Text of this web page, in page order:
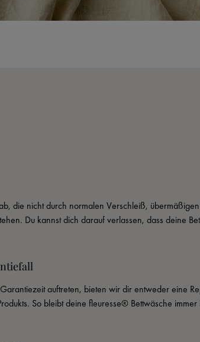
die nicht durch normalen Verschleiß,
Du kannst dich darauf verlassen, dass deine
auftreten, bieten wir dir entweder eine
So bleibt deine fleuresse® Bettwäsche immer